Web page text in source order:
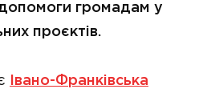
громадам у
проєктів.
Івано-Франківська